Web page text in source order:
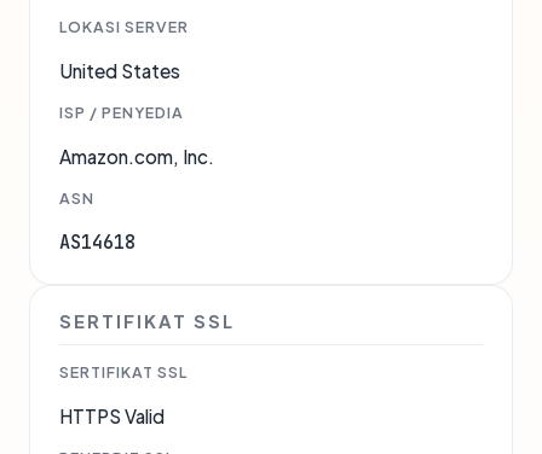
LOKASI SERVER
United States
ISP / PENYEDIA
Amazon.com, Inc.
ASN
AS14618
SERTIFIKAT SSL
SERTIFIKAT SSL
HTTPS Valid